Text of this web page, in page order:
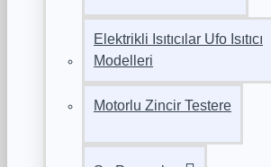
Elektrikli Isıtıcılar Ufo Isıtıcı
Modelleri
Motorlu Zincir Testere